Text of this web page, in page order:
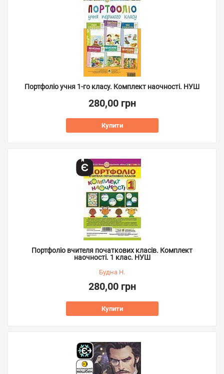
Портфоліо учня 1-го класу. Комплект наочності. НУШ
280,00 грн
Купити
Портфоліо вчителя початкових класів. Комплект
наочності. 1 клас. НУШ
Будна Н.
280,00 грн
Купити